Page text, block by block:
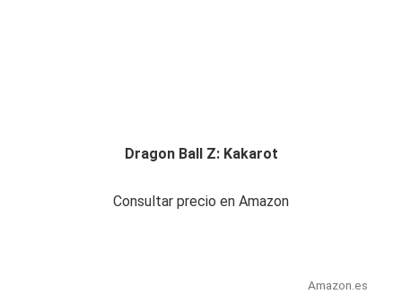
Dragon Ball Z: Kakarot
Consultar precio en Amazon
Amazon.es